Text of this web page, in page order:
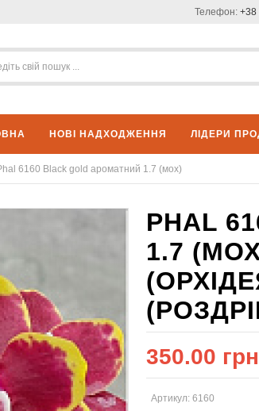
Телефон: +38
НОВІ НАДХОДЖЕННЯ ЛІДЕРИ
6160 Black gold ароматний 1.7 (мох)
PHAL
1.7
350.00
Артикул: 6160